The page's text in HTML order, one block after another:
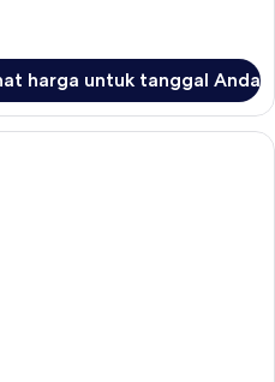
harga untuk tanggal Anda